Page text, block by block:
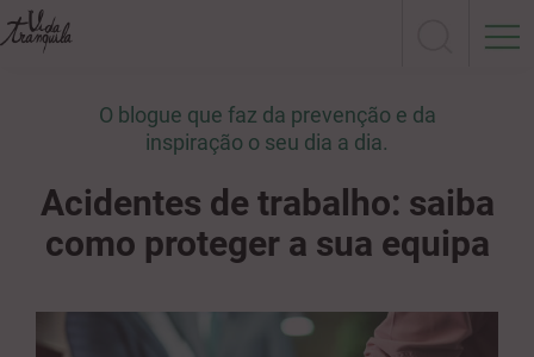
O blogue que faz da prevenção e da
inspiração o seu dia a dia.
Acidentes de trabalho: saiba
como proteger a sua equipa